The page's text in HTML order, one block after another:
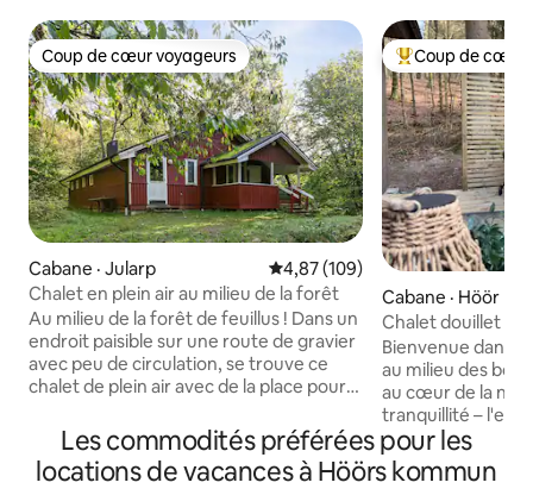
Coup de cœur voyageurs
Coup de cœur voyageurs
Cabane · Jularp Note moyenne de 4,87 sur 5,
4,87 (109)
Chalet en plein air au milieu de la forêt
Au milieu de la forêt de feuillus ! Dans un
endroit paisible sur une route de gravier
avec peu de circulation, se trouve ce
chalet de plein air avec de la place pour
animalier de Skåne et de Vaxsjön avec de
belles possibilités de baignade.
Beaucoup de sentiers de randonnée,
Coup de cœur
Coup de cœur
Cabane · Höör
Chalet douillet
calme et
Bienvenue dans
au milieu des bois Ici, vous séjournerez
au cœur de la
tranquillité –
détendre et vous
vie quotidienne. Réveillez-vous au son
du chant des
Les commodités préférées pour les
locations de vacances à Höörs kommun